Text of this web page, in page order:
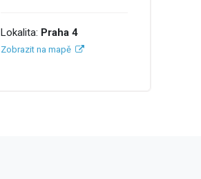
Lokalita: Praha 4
Zobrazit na mapě